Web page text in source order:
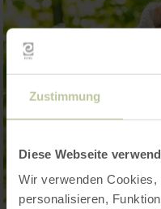
Zustimmung
Diese Webseite
Wir verwenden
personalisieren,